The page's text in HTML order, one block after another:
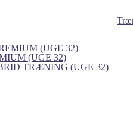
(UGE 32)
(UGE 32)
TRÆNING (UGE 32)